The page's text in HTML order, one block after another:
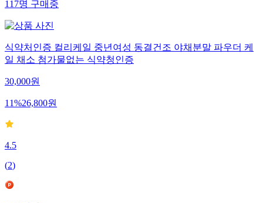
117명구매중
식약처인증 컬리케일 중년여성 동결건조 야채분말 파우더 케
일 채소 첨가물없는 식약청인증
30,000원
11%26,800원
4.5
(2)